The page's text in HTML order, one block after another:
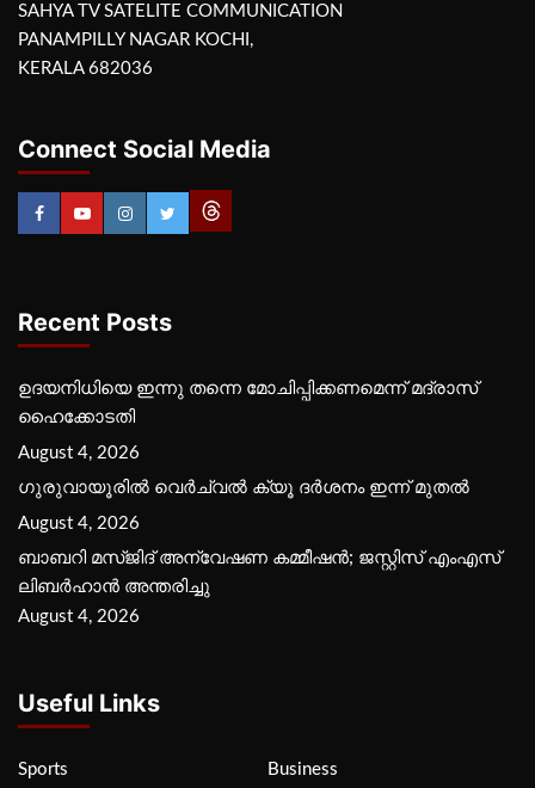
SAHYA TV SATELITE COMMUNICATION
PANAMPILLY NAGAR KOCHI,
KERALA 682036
Connect Social Media
Recent Posts
ഉദയനിധിയെ ഇന്നു തന്നെ മോചിപ്പിക്കണമെന്ന് മദ്രാസ്
ഹൈക്കോടതി
August 4, 2026
ഗുരുവായൂരില്‍ വെര്‍ച്വല്‍ ക്യൂ ദര്‍ശനം ഇന്ന് മുതല്‍
August 4, 2026
ബാബറി മസ്ജിദ് അന്വേഷണ കമ്മീഷന്‍; ജസ്റ്റിസ് എംഎസ്
ലിബര്‍ഹാന്‍ അന്തരിച്ചു
August 4, 2026
Useful Links
Sports Business